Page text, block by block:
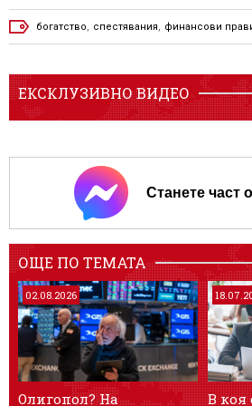
богатство, спестявания, финансови
ЕКСКЛУЗИВНО ВИДЕО
Станете част
ОЩЕ ПО ТЕМАТА
02.08.2026
Олигопол? На
В коя